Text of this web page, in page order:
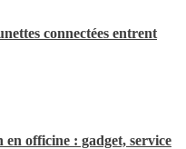
connectées entrent
officine : gadget, service